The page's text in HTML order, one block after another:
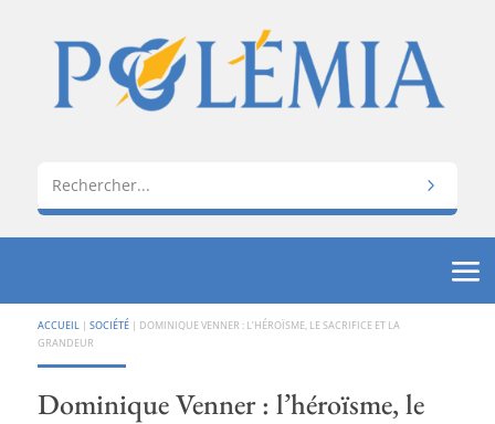
ACCUEIL | SOCIÉTÉ| DOMINIQUE VENNER : L’HÉROÏSME, LE SACRIFICE ET LA
GRANDEUR
Dominique Venner : l’héroïsme, le